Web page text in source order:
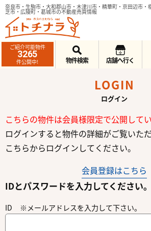
奈良市・生駒市・大和郡山市・木津川市・精華町・京田辺市・
芝市・広陵町・葛城市の不動産売買情報
ご紹介可能物件
3265
件公開中! 物件検索 店舗へ行く
LOGIN
ログイン
こちらの物件は会員様限定で公開してい
ログインすると物件の詳細がご覧いただ
こちらからログインしてください。
会員登録はこちら
IDとパスワードを入力してください。
ID ※メールアドレスを入力して下さい。